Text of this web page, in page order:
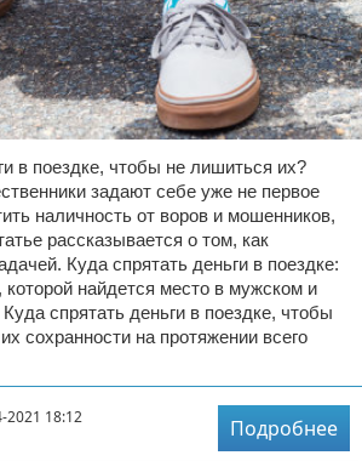
в поездке, чтобы не лишиться их?
задают себе уже не первое
наличность от воров и мошенников,
рассказывается о том, как
Куда спрятать деньги в поездке:
найдется место в мужском и
спрятать деньги в поездке, чтобы
сохранности на протяжении всего
2021 18:12
Подробнее